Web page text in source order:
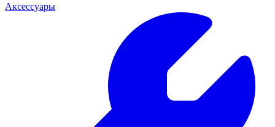
Аксессуары